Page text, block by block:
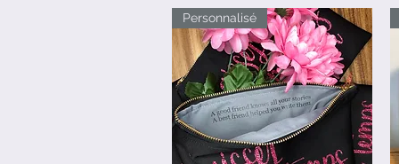
Personnalisé